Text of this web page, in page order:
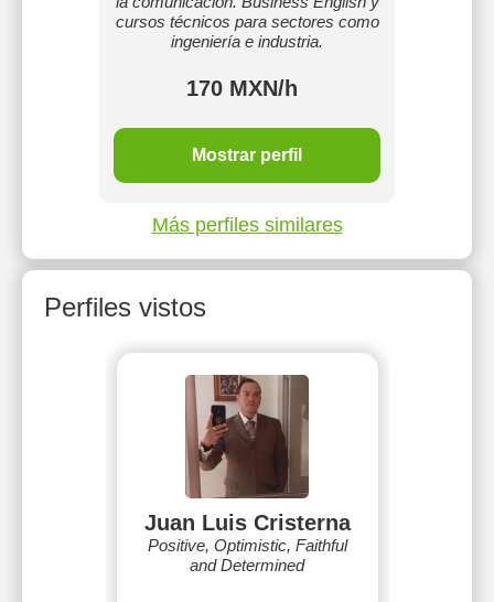
cursos técnicos para sectores como
ingeniería e industria.
170 MXN/h
Mostrar perfil
Más perfiles similares
Perfiles vistos
Juan Luis Cristerna
Positive, Optimistic, Faithful
and Determined